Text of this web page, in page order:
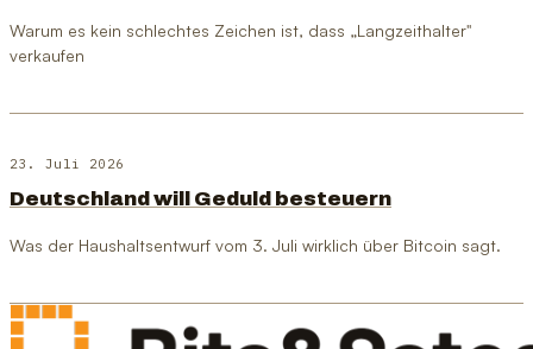
Warum es kein schlechtes Zeichen ist, dass „Langzeithalter"
verkaufen
23. Juli 2026
Deutschland will Geduld besteuern
Was der Haushaltsentwurf vom 3. Juli wirklich über Bitcoin sagt.